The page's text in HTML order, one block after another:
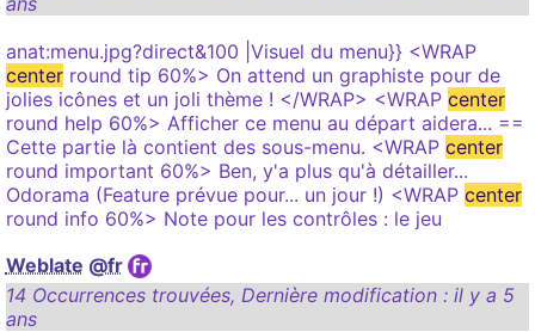
anat:menu.jpg?direct&100 |Visuel du menu}} <WRAP
centerround tip 60%> On attend un graphiste pour de
jolies icônes et un joli thème ! </WRAP> <WRAP center
round help 60%> Afficher ce menu au départ aidera... ==
Cette partie là contient des sous-menu. <WRAP center
round important 60%> Ben, y'a plus qu'à détailler...
Odorama (Feature prévue pour... un jour !) <WRAP center
round info 60%> Note pour les contrôles : le jeu
Weblate @fr
14 Occurrences trouvées, Dernière modification : il y a 5
ans